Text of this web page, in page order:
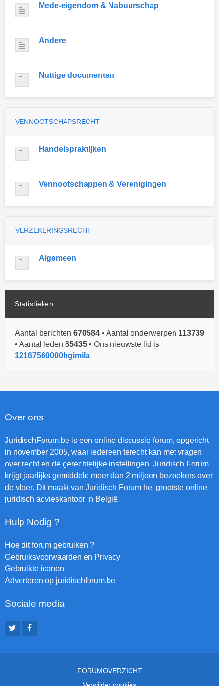
Mede-eigendom & Nabuurschap
Andere
Nuttige documenten
VENNOOTSCHAPSRECHT
Handelspraktijken
Vennootschappen & Verenigingen
VERZEKERINGSRECHT
Algemeen
Statistieken
Aantal berichten 670584 • Aantal onderwerpen 113739
• Aantal leden 85435 • Ons nieuwste lid is
12167560000hgimila
Over ons
JuridischForum.be is een online discussie-forum, opgericht
in november 2005, waar iedereen terecht kan met vragen
over recht en de gerechtelijke instellingen. Juridisch Forum
krijgt jaarlijks gemiddeld meer dan 2 miljoen bezoekers over
de vloer. Dit maakt van Juridisch Forum het grootste online
juridisch advieskantoor in België.
Hulp Nodig ?
Hoe dit forum gebruiken ?
Gebruiksvoorwaarden en Privacy
Gebruikte iconen
Adverteren op juridischforum.be
Sociale media
FORUMOVERZICHT